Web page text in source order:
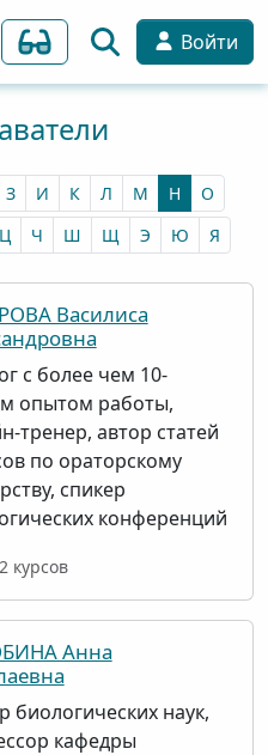
Войти
З И К Л М Н
О
Ц Ч Ш Щ Э Ю Я
Василиса
с более чем 10-
опытом работы,
тренер, автор статей
по ораторскому
спикер
конференций
курсов
Анна
биологических наук,
кафедры